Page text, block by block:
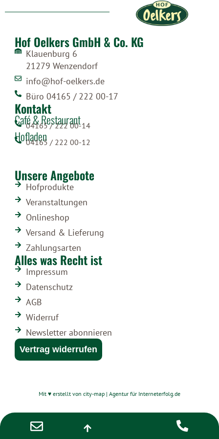
Hof Oelkers GmbH & Co. KG
Klauenburg 6
21279 Wenzendorf
info@hof-oelkers.de
Büro 04165 / 222 00-17
Kontakt
Café & Restaurant
04165 / 222 00-14
Hofladen
04165 / 222 00-12
Unsere Angebote
Hofprodukte
Veranstaltungen
Onlineshop
Versand & Lieferung
Zahlungsarten
Alles was Recht ist
Impressum
Datenschutz
AGB
Widerruf
Newsletter abonnieren
Vertrag widerrufen
Mit ♥ erstellt von city-map | Agentur für Interneterfolg.de